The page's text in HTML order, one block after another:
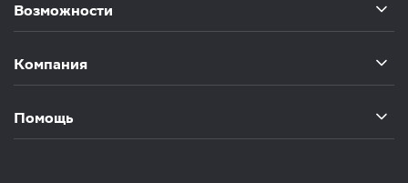
Возможности
Компания
Помощь